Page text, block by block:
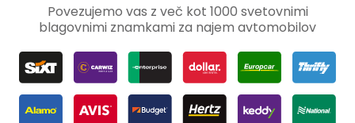
Povezujemo vas z več kot 1000 svetovnimi
blagovnimi znamkami za najem avtomobilov